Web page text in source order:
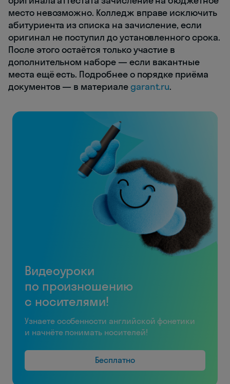
место невозможно. Колледж вправе исключить
абитуриента из списка на зачисление, если
оригинал не поступил до установленного срока.
После этого остаётся только участие в
дополнительном наборе — если вакантные
места ещё есть. Подробнее о порядке приёма
документов — в материалеgarant.ru.
Видеоуроки
по произношению
с носителями!
Узнаете особенности английской фонетики
и начнёте понимать носителей!
Бесплатно